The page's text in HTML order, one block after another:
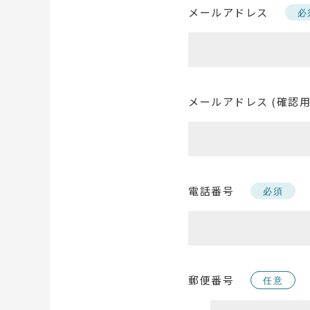
メールアドレス 必
メールアドレス (確認
電話番号 必須
郵便番号 任意